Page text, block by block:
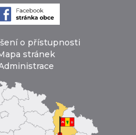
o přístupnosti
stránek